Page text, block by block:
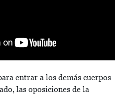
entrar a los demás cuerpos
las oposiciones de la